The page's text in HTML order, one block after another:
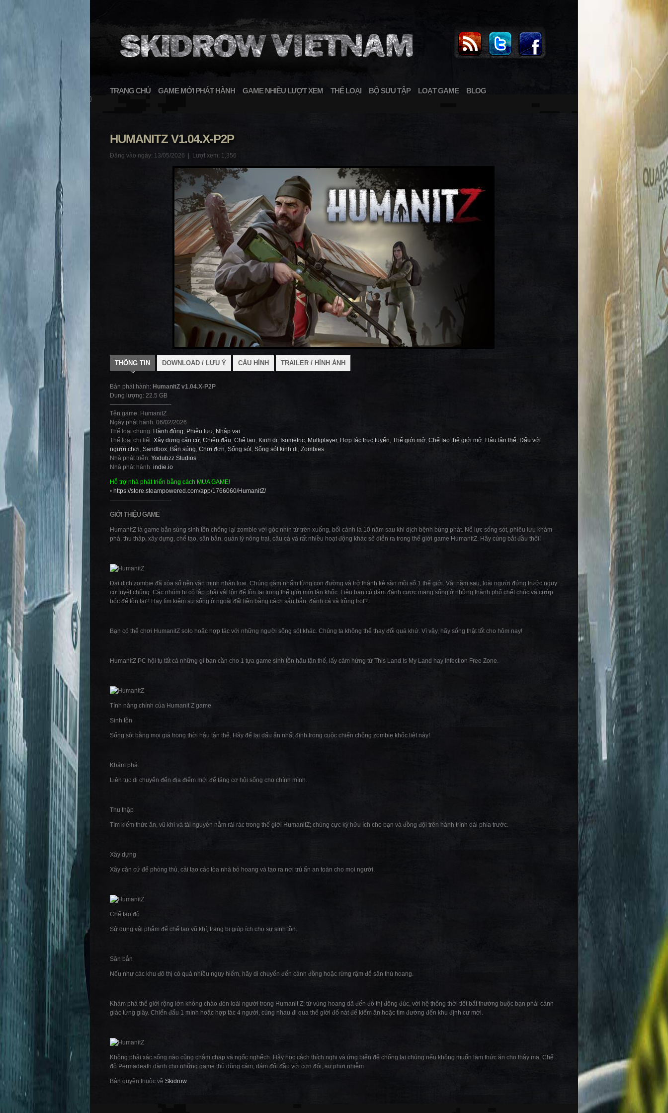
TRANG CHỦ GAME MỚI PHÁT HÀNH GAME NHIỀU LƯỢT XEM THỂ LOẠI BỘ SƯU TẬP LOẠT GAME BLOG
}
HUMANITZ V1.04.X-P2P
Đăng vào ngày: 13/05/2026 | Lượt xem: 1,356
THÔNG TIN DOWNLOAD / LƯU Ý CẤU HÌNH TRAILER / HÌNH ẢNH
Bản phát hành: HumanitZ v1.04.X-P2P
Dung lượng: 22.5 GB
——————————-
Tên game: HumanitZ
Ngày phát hành: 06/02/2026
Thể loại chung: Hành động, Phiêu lưu, Nhập vai
Thể loại chi tiết: Xây dựng căn cứ, Chiến đấu, Chế tạo, Kinh dị, Isometric, Multiplayer, Hợp tác trực tuyến, Thế giới mở, Chế tạo thế giới mở, Hậu tận thế, Đấu với
người chơi, Sandbox, Bắn súng, Chơi đơn, Sống sót, Sống sót kinh dị, Zombies
Nhà phát triển: Yodubzz Studios
Nhà phát hành: indie.io
Hỗ trợ nhà phát triển bằng cách MUA GAME!
• https://store.steampowered.com/app/1766060/HumanitZ/
——————————-
GIỚI THIỆU GAME
HumanitZ là game bắn súng sinh tồn chống lại zombie với góc nhìn từ trên xuống, bối cảnh là 10 năm sau khi dịch bệnh bùng phát. Nỗ lực sống sót, phiêu lưu khám
phá, thu thập, xây dựng, chế tạo, săn bắn, quản lý nông trại, câu cá và rất nhiều hoạt động khác sẽ diễn ra trong thế giới game HumanitZ. Hãy cùng bắt đầu thôi!
Đại dịch zombie đã xóa sổ nền văn minh nhân loại. Chúng gặm nhấm từng con đường và trở thành kẻ săn mồi số 1 thế giới. Vài năm sau, loài người đứng trước nguy
cơ tuyệt chủng. Các nhóm bị cô lập phải vật lộn để tồn tại trong thế giới mới tàn khốc. Liệu bạn có dám đánh cược mạng sống ở những thành phố chết chóc và cướp
bóc để tồn tại? Hay tìm kiếm sự sống ở ngoài đất liền bằng cách săn bắn, đánh cá và trồng trọt?
Bạn có thể chơi HumanitZ solo hoặc hợp tác với những người sống sót khác. Chúng ta không thể thay đổi quá khứ. Vì vậy, hãy sống thật tốt cho hôm nay!
HumanitZ PC hội tụ tất cả những gì bạn cần cho 1 tựa game sinh tồn hậu tận thế, lấy cảm hứng từ This Land Is My Land hay Infection Free Zone.
Tính năng chính của Humanit Z game
Sinh tồn
Sống sót bằng mọi giá trong thời hậu tận thế. Hãy để lại dấu ấn nhất định trong cuộc chiến chống zombie khốc liệt này!
Khám phá
Liên tục di chuyển đến địa điểm mới để tăng cơ hội sống cho chính mình.
Thu thập
Tìm kiếm thức ăn, vũ khí và tài nguyên nằm rải rác trong thế giới HumanitZ; chúng cực kỳ hữu ích cho bạn và đồng đội trên hành trình dài phía trước.
Xây dựng
Xây căn cứ để phòng thủ, cải tạo các tòa nhà bỏ hoang và tạo ra nơi trú ẩn an toàn cho mọi người.
Chế tạo đồ
Sử dụng vật phẩm để chế tạo vũ khí, trang bị giúp ích cho sự sinh tồn.
Săn bắn
Nếu như các khu đô thị có quá nhiều nguy hiểm, hãy di chuyển đến cánh đồng hoặc rừng rậm để săn thú hoang.
Khám phá thế giới rộng lớn không chào đón loài người trong Humanit Z; từ vùng hoang dã đến đô thị đông đúc, với hệ thống thời tiết bất thường buộc bạn phải cảnh
giác từng giây. Chiến đấu 1 mình hoặc hợp tác 4 người, cùng nhau đi qua thế giới đổ nát để kiếm ăn hoặc tìm đường đến khu định cư mới.
Không phải xác sống nào cũng chậm chạp và ngốc nghếch. Hãy học cách thích nghi và ứng biến để chống lại chúng nếu không muốn làm thức ăn cho thây ma. Chế
độ Permadeath dành cho những game thủ dũng cảm, dám đối đầu với cơn đói, sự phơi nhiễm
Bản quyền thuộc về Skidrow